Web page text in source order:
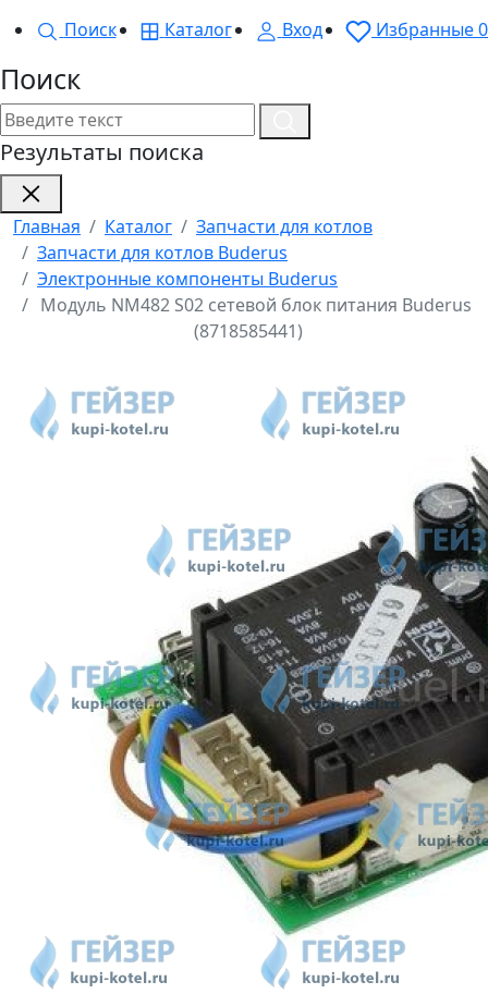
Поиск
Каталог Вход Избранные0
Поиск
Результаты поиска
Главная Каталог
Запчасти для котлов
Запчасти для котлов Buderus
Электронные компоненты Buderus
Модуль NM482 S02 сетевой блок питания Buderus
(8718585441)